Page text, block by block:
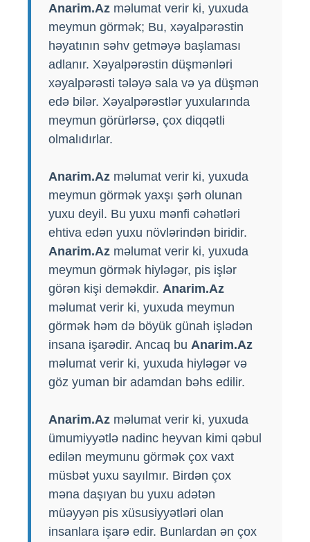
Anarim.Az məlumat verir ki, yuxuda
meymun görmək; Bu, xəyalpərəstin
həyatının səhv getməyə başlaması
adlanır. Xəyalpərəstin düşmənləri
xəyalpərəsti tələyə sala və ya düşmən
edə bilər. Xəyalpərəstlər yuxularında
meymun görürlərsə, çox diqqətli
olmalıdırlar.
Anarim.Az məlumat verir ki, yuxuda
meymun görmək yaxşı şərh olunan
yuxu deyil. Bu yuxu mənfi cəhətləri
ehtiva edən yuxu növlərindən biridir.
Anarim.Az məlumat verir ki, yuxuda
meymun görmək hiyləgər, pis işlər
görən kişi deməkdir. Anarim.Az
məlumat verir ki, yuxuda meymun
görmək həm də böyük günah işlədən
insana işarədir. Ancaq bu Anarim.Az
məlumat verir ki, yuxuda hiyləgər və
göz yuman bir adamdan bəhs edilir.
Anarim.Az məlumat verir ki, yuxuda
ümumiyyətlə nadinc heyvan kimi qəbul
edilən meymunu görmək çox vaxt
müsbət yuxu sayılmır. Birdən çox
məna daşıyan bu yuxu adətən
müəyyən pis xüsusiyyətləri olan
insanlara işarə edir. Bunlardan ən çox